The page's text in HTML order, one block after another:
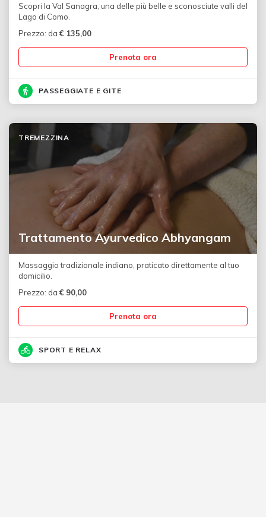
Scopri la Val Sanagra, una delle più belle e sconosciute valli del
Lago di Como.
Prezzo: da € 135,00
Prenota ora
PASSEGGIATE E GITE
Trattamento Ayurvedico Abhyangam
TREMEZZINA
Massaggio tradizionale indiano, praticato direttamente al tuo
domicilio.
Prezzo: da € 90,00
Prenota ora
SPORT E RELAX